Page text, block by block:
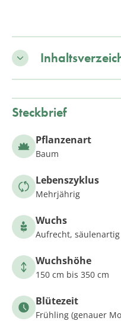
Steckbrief
Pflanzenart
Baum
Lebenszyklus
Mehrjährig
Wuchs
Aufrecht, säulenartig
Wuchshöhe
150 cm bis 350 cm
Blütezeit
Frühling (genauer